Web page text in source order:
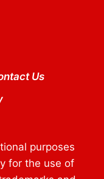
Us
purposes
for the use of